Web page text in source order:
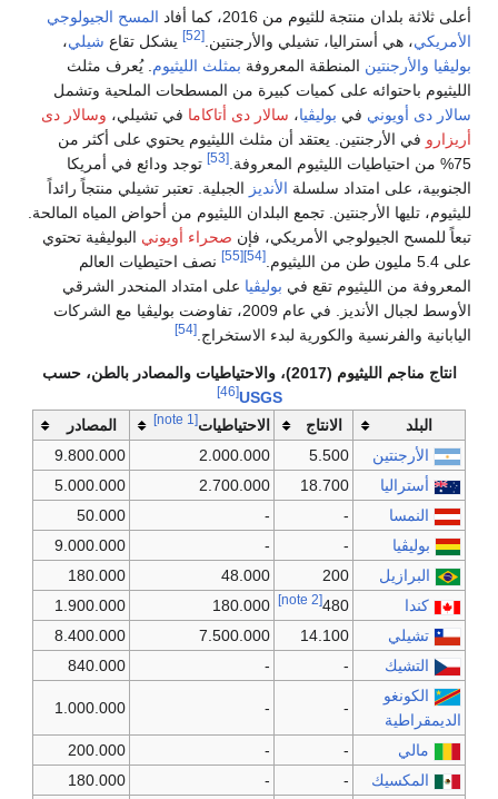
أعلى ثلاثة بلدان منتجة للثيوم من 2016، كما أفاد
المسح الجيولوجي
الأمريكي، هي أستراليا، تشيلي والأرجنتين.[52] يشكل تقاع شيلي،
بوليڤيا والأرجنتين المنطقة المعروفة بمثلث الليثيوم. يُعرف مثلث
الليثيوم باحتوائه على كميات كبيرة من المسطحات الملحية وتشمل
سالار دى أويوني في بوليڤيا، سالار دى أتاكاما في تشيلي، وسالار دى
أريزارو في الأرجنتين. يعتقد أن مثلث الليثيوم يحتوي على أكثر من
75% من احتياطيات الليثيوم المعروفة.
[53]
توجد ودائع في أمريكا
الجنوبية، على امتداد سلسلة الأنديز الجبلية. تعتبر تشيلي منتجاً رائداً
لليثيوم، تليها الأرجنتين. تجمع البلدان الليثيوم من أحواض المياه المالحة.
تبعاً للمسح الجيولوجي الأمريكي، فإن صحراء أويوني البوليڤية تحتوي
على 5.4 مليون طن من الليثيوم.
[54]
[55]
نصف احتيطيات العالم
المعروفة من الليثيوم تقع في بوليڤيا على امتداد المنحدر الشرقي
الأوسط لجبال الأنديز. في عام 2009، تفاوضت بوليڤيا مع الشركات
اليابانية والفرنسية والكورية لبدء الاستخراج.[54]
انتاج مناجم الليثيوم (2017)، والاحتياطيات والمصادر بالطن، حسب
USGS
[46]
البلد الانتاج الاحتياطيات[note 1]
المصادر
الأرجنتين
5.500
2.000.000
9.800.000
أستراليا
18.700
2.700.000
5.000.000
النمسا
-
-
50.000
بوليڤيا
-
-
9.000.000
البرازيل
200
48.000
180.000
كندا
480
[note 2]
180.000
1.900.000
تشيلي
14.100
7.500.000
8.400.000
التشيك
-
-
840.000
الكونغو
الديمقراطية
-
-
1.000.000
مالي -
-
200.000
المكسيك
-
-
180.000